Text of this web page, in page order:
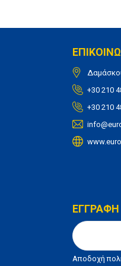
+30 210
+30 210
ΕΓΓΡΑΦΗ
Αποδοχή